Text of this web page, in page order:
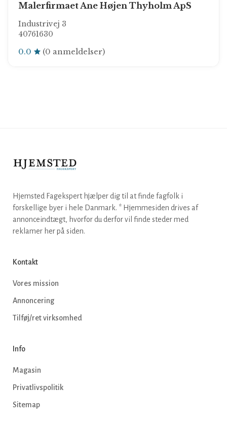
Malerfirmaet Ane Højen Thyholm ApS
Industrivej 3
40761630
0.0 (0 anmeldelser)
Hjemsted Fagekspert hjælper dig til at finde fagfolk i
forskellige byer i hele Danmark. * Hjemmesiden drives af
annonceindtægt, hvorfor du derfor vil finde steder med
reklamer her på siden.
Kontakt
Vores mission
Annoncering
Tilføj/ret virksomhed
Info
Magasin
Privatlivspolitik
Sitemap